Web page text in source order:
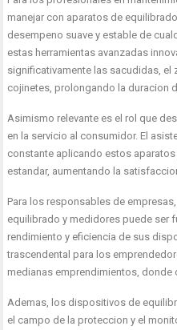
manejar con aparatos de
desempeno suave y estable de
estas herramientas avanzadas
significativamente las sacudidas,
cojinetes, prolongando la duracion
Asimismo relevante es el rol que
en la servicio al consumidor. El
constante aplicando estos
estandar, aumentando la
Para los responsables de
equilibrado y medidores puede ser
rendimiento y eficiencia de sus
trascendental para los
medianas emprendimientos, donde
Ademas, los dispositivos de
el campo de la proteccion y el